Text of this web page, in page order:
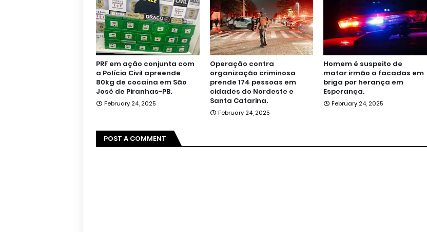
PRF em ação conjunta com
a Polícia Civil apreende
80kg de cocaína em São
José de Piranhas-PB.
February 24, 2025
Operação contra
organização criminosa
prende 174 pessoas em
cidades do Nordeste e
Santa Catarina.
February 24, 2025
Homem é suspeito de
matar irmão a facadas em
briga por herança em
Esperança.
February 24, 2025
POST A COMMENT